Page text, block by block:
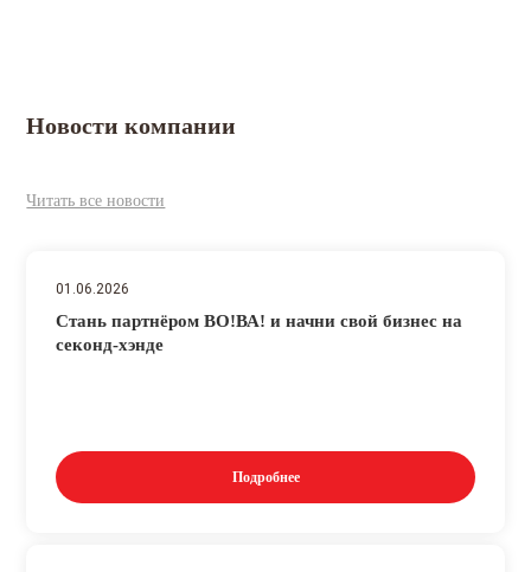
Новости компании
Читать все новости
01.06.2026
Стань партнёром ВО!ВА! и начни свой бизнес на
секонд-хэнде
Подробнее